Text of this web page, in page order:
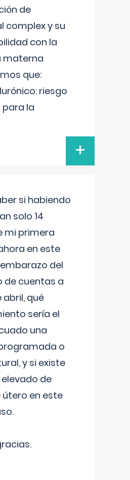
de
complex y su
con la
materna
que:
riesgo
la
+
si habiendo
solo 14
mi primera
en este
del
de cuentas a
abril, qué
sería el
una
o
y si existe
de
en este